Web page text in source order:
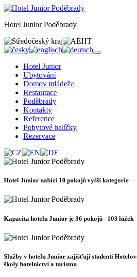
Hotel Junior Poděbrady
Hotel Junior
Ubytování
Domov mládeže
Restaurace
Poděbrady
Kontakty
Reference
Pobytové balíčky
Rezervace
Hotel Junior nabízí 10 pokojů vyšší kategorie
Kapacita hotelu Junior je 36 pokojů - 103 lůžek
Služby v hotelu Junior zajišťují studenti
školy hotelnictví a turismu